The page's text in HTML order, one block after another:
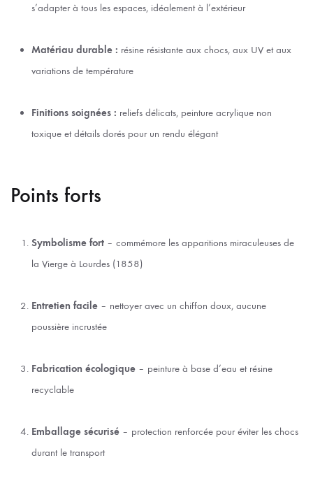
s’adapter à tous les espaces, idéalement à l’extérieur
Matériau durable : résine résistante aux chocs, aux UV et aux
variations de température
Finitions soignées : reliefs délicats, peinture acrylique non
toxique et détails dorés pour un rendu élégant
Points forts
Symbolisme fort – commémore les apparitions miraculeuses de
la Vierge à Lourdes (1858)
Entretien facile – nettoyer avec un chiffon doux, aucune
poussière incrustée
Fabrication écologique – peinture à base d’eau et résine
recyclable
Emballage sécurisé – protection renforcée pour éviter les chocs
durant le transport